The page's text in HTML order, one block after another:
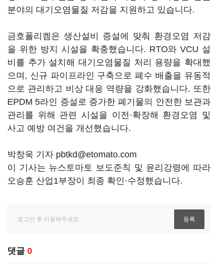
분야의 대기오염물질 저감을 지원하고 있습니다.
금호폴리켐은 생산설비 증설에 맞춰 환경오염 저감
을 위한 방지 시설을 확충했습니다. RTO와 VCU 설
비를 추가 설치해 대기오염물질 처리 용량을 확대했
으며, 신규 파이프라인 구축으로 폐수 배출을 유동적
으로 관리하고 비상 대응 역량을 강화했습니다. 또한
EPDM 5라인 증설로 증가한 폐기물의 안전한 보관과
관리를 위해 관련 시설을 이전·확장해 환경오염 및
사고 예방 여건을 개선했습니다.
박창욱 기자 pbtkd@etomato.com
이 기사는 뉴스토마토 보도준칙 및 윤리강령에 따라
오승훈 산업1부장이 최종 확인·수정했습니다.
댓글 0